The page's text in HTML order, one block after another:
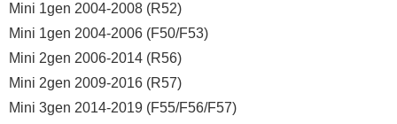
Mini 1gen 2004-2008 (R52)
Mini 1gen 2004-2006 (F50/F53)
Mini 2gen 2006-2014 (R56)
Mini 2gen 2009-2016 (R57)
Mini 3gen 2014-2019 (F55/F56/F57)